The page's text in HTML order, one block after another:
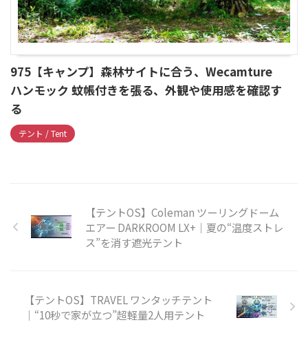
975【キャンプ】森林サイトに合う、Wecamture
ハンモック 蚊帳付きを張る、外観や使用感を確認す
る
テント / Tent
【テントOS】Coleman ツーリングドーム
エアー DARKROOM LX+｜夏の“温度ストレ
ス”を消す遮光テント
【テントOS】TRAVEL ワンタッチテント
｜“10秒で家が立つ”超軽量2人用テント